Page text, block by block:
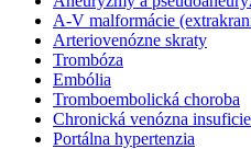
A-V malformácie
Arteriovenózne skraty
Trombóza
Embólia
Tromboembolická choroba
Chronická venózna
Portálna hypertenzia